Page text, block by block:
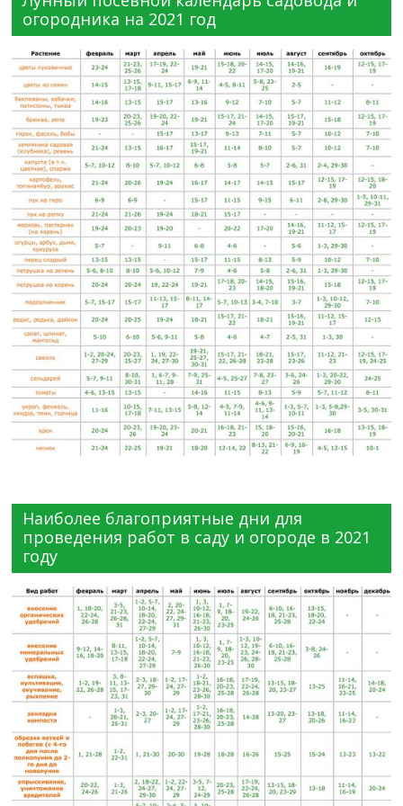
огородника на 2021 год
Наиболее благоприятные дни для
проведения работ в саду и огороде в 2021
году